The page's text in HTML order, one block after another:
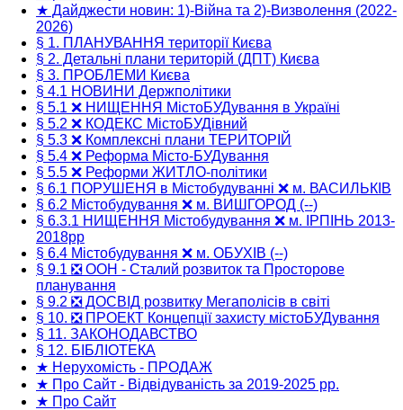
★ Дайджести новин: 1)-Війна та 2)-Визволення (2022-
2026)
§ 1. ПЛАНУВАННЯ території Києва
§ 2. Детальні плани територій (ДПТ) Києва
§ 3. ПРОБЛЕМИ Києва
§ 4.1 НОВИНИ Держполітики
§ 5.1 ❌ НИЩЕННЯ МістоБУДування в Україні
§ 5.2 ❌ КОДЕКС МістоБУДівний
§ 5.3 ❌ Комплексні плани ТЕРИТОРІЙ
§ 5.4 ❌ Реформа Місто-БУДування
§ 5.5 ❌ Реформи ЖИТЛО-політики
§ 6.1 ПОРУШЕНЯ в Містобудуванні ❌ м. ВАСИЛЬКІВ
§ 6.2 Містобудування ❌ м. ВИШГОРОД (--)
§ 6.3.1 НИЩЕННЯ Містобудування ❌ м. ІРПІНЬ 2013-
2018рр
§ 6.4 Містобудування ❌ м. ОБУХІВ (--)
§ 9.1 ❎ ООН - Сталий розвиток та Просторове
планування
§ 9.2 ❎ ДОСВІД розвитку Мегаполісів в світі
§ 10. ❎ ПРОЕКТ Концепції захисту містоБУДування
§ 11. ЗАКОНОДАВСТВО
§ 12. БІБЛІОТЕКА
★ Нерухомість - ПРОДАЖ
★ Про Сайт - Відвідуваність за 2019-2025 рр.
★ Про Сайт